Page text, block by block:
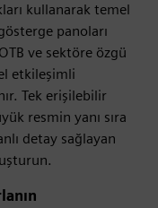
kullanarak temel
panoları
ve sektöre özgü
etkileşimli
Tek erişilebilir
resmin yanı sıra
detay sağlayan